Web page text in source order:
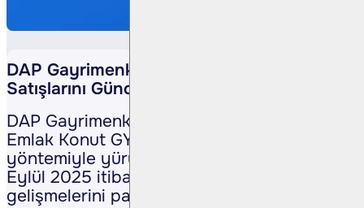
DAP Gayrimenkul Geliştirme, Proje
Satışlarını Güncelledi
DAP Gayrimenkul Geliştirme (DAPGM TI),
Emlak Konut GYO ile hasılat paylaşımı
yöntemiyle yürüttüğü projelere ilişkin 30
Eylül 2025 itibarıyla satış ve inşaat
gelişmelerini paylaştı.